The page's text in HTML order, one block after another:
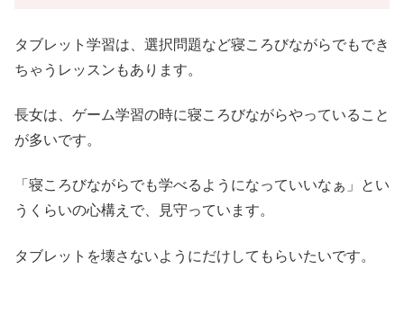
タブレット学習は、選択問題など寝ころびながらでもでき
ちゃうレッスンもあります。
長女は、ゲーム学習の時に寝ころびながらやっていること
が多いです。
「寝ころびながらでも学べるようになっていいなぁ」とい
うくらいの心構えで、見守っています。
タブレットを壊さないようにだけしてもらいたいです。